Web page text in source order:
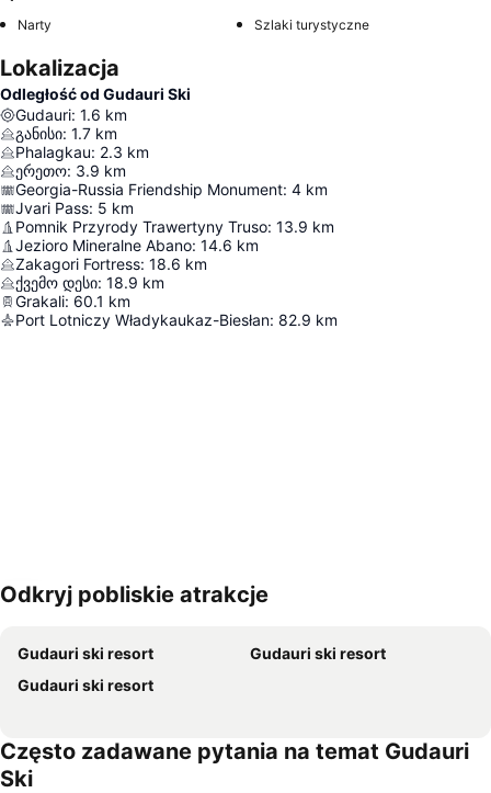
Narty Szlaki turystyczne
Lokalizacja
Odległość od Gudauri Ski
Gudauri: 1.6 km
განისი: 1.7 km
Phalagkau: 2.3 km
ერეთო: 3.9 km
Georgia-Russia Friendship Monument: 4 km
Jvari Pass: 5 km
Pomnik Przyrody Trawertyny Truso: 13.9 km
Jezioro Mineralne Abano: 14.6 km
Zakagori Fortress: 18.6 km
ქვემო დესი: 18.9 km
Grakali: 60.1 km
Port Lotniczy Władykaukaz-Biesłan: 82.9 km
Powiększ mapę
Odkryj pobliskie atrakcje
Gudauri ski resort
Gudauri ski resort
Gudauri ski resort
Często zadawane pytania na temat Gudauri
Ski